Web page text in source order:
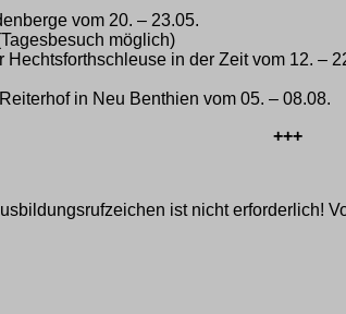
vom 20. – 23.05.
möglich)
in der Zeit vom 12.
in Neu Benthien vom 05. – 08.08.
+++
ist nicht erforderlich!